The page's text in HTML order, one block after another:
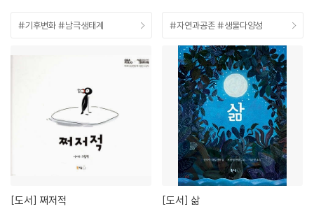
#기후변화 #남극생태계
[도서] 쩌저적
#자연과공존 #생물다양성
[도서] 삶